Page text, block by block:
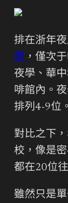
排在浙年
學 ，僅次
夜學、華
啡館內。
排列4-9位。
對比之下
校，像是
都在20位往
雖然只是